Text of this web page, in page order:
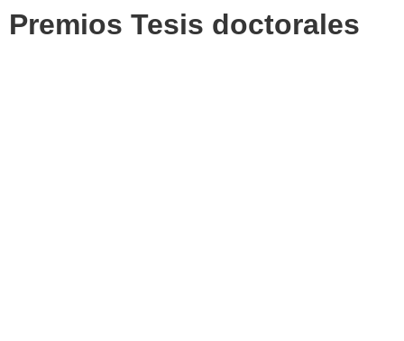
Premios Tesis doctorales